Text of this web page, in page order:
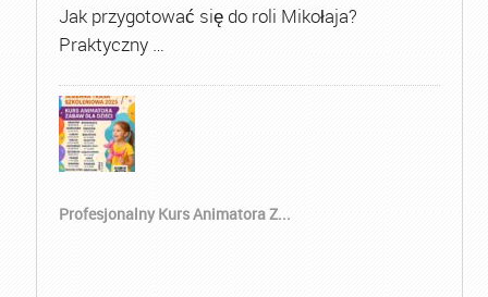
Jak przygotować się do roli Mikołaja?
Praktyczny …
Profesjonalny Kurs Animatora Z...